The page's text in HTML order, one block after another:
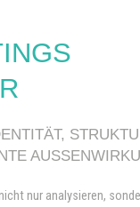
nur analysieren,